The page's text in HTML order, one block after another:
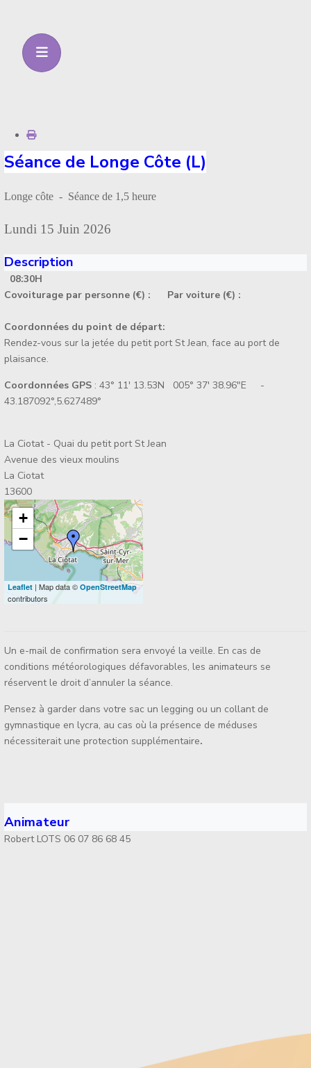
Séance de Longe Côte (L)
Longe côte - Séance de 1,5 heure
Lundi 15 Juin 2026
Description
08:30H
Covoiturage par personne (€) :
Par voiture (€) :
Coordonnées du point de départ:
Rendez-vous sur la jetée du petit port St Jean, face au port de
plaisance.
Coordonnées GPS : 43° 11' 13.53N 005° 37' 38.96"E -
43.187092°,5.627489°
La Ciotat - Quai du petit port St Jean
Avenue des vieux moulins
La Ciotat
13600
+
−
Leaflet | Map data ©OpenStreetMap
contributors
Un e-mail de confirmation sera envoyé la veille. En cas de
conditions météorologiques défavorables, les animateurs se
réservent le droit d’annuler la séance.
Pensez à garder dans votre sac un legging ou un collant de
gymnastique en lycra, au cas où la présence de méduses
nécessiterait une protection supplémentaire.
Animateur
Robert LOTS 06 07 86 68 45